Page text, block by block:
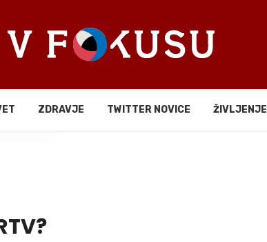
ZDRAVJE TWITTER NOVICE ŽIVLJENJE